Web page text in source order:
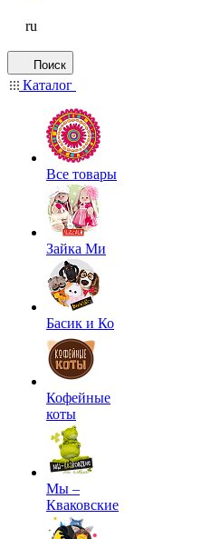
ru
Поиск
Каталог
Все товары
Зайка Ми
Басик и Ко
Кофейные
коты
Мы –
Кваковские